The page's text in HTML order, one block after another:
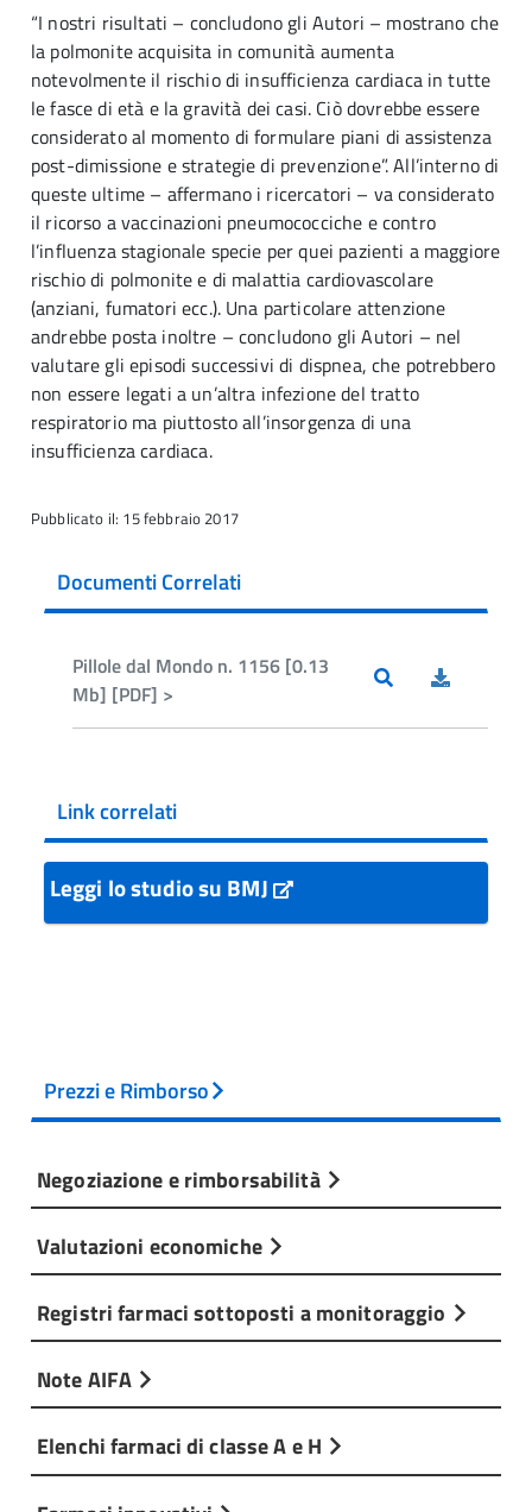
“I nostri risultati – concludono gli Autori – mostrano che
la polmonite acquisita in comunità aumenta
notevolmente il rischio di insufficienza cardiaca in tutte
le fasce di età e la gravità dei casi. Ciò dovrebbe essere
considerato al momento di formulare piani di assistenza
post-dimissione e strategie di prevenzione”. All’interno di
queste ultime – affermano i ricercatori – va considerato
il ricorso a vaccinazioni pneumococciche e contro
l’influenza stagionale specie per quei pazienti a maggiore
rischio di polmonite e di malattia cardiovascolare
(anziani, fumatori ecc.). Una particolare attenzione
andrebbe posta inoltre – concludono gli Autori – nel
valutare gli episodi successivi di dispnea, che potrebbero
non essere legati a un’altra infezione del tratto
respiratorio ma piuttosto all’insorgenza di una
insufficienza cardiaca.
Pubblicato il: 15 febbraio 2017
Documenti Correlati
Pillole dal Mondo n. 1156 [0.13
Mb] [PDF] >
Link correlati
Leggi lo studio su BMJ
Prezzi e Rimborso
Negoziazione e rimborsabilità
Valutazioni economiche
Registri farmaci sottoposti a monitoraggio
Note AIFA
Elenchi farmaci di classe A e H